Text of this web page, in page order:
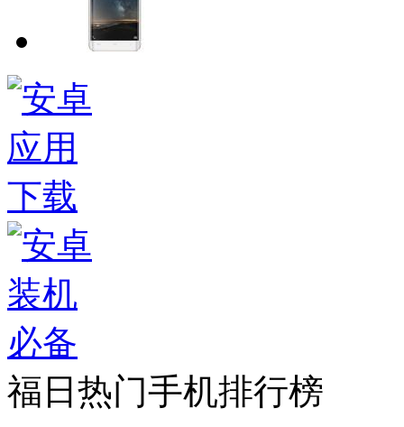
福日热门手机排行榜